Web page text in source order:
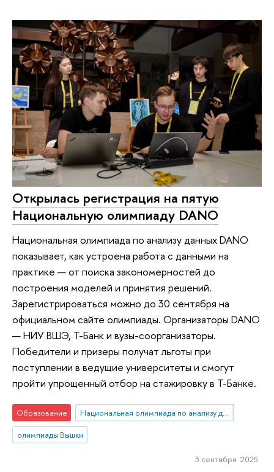
Открылась регистрация на пятую
Национальную олимпиаду DANO
Национальная олимпиада по анализу данных DANO
показывает, как устроена работа с данными на
практике — от поиска закономерностей до
построения моделей и принятия решений.
Зарегистрироваться можно до 30 сентября на
официальном сайте олимпиады. Организаторы DANO
— НИУ ВШЭ, Т-Банк и вузы-соорганизаторы.
Победители и призеры получат льготы при
поступлении в ведущие университеты и смогут
пройти упрощенный отбор на стажировку в Т-Банке.
Образование
Национальная олимпиада по анализу данных «DANO»
олимпиады Вышки
3 сентября 2025